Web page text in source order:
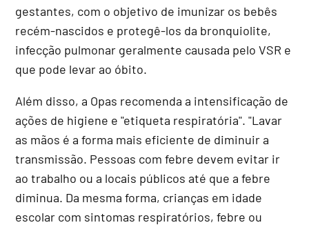
gestantes, com o objetivo de imunizar os bebês
recém-nascidos e protegê-los da bronquiolite,
infecção pulmonar geralmente causada pelo VSR e
que pode levar ao óbito.
Além disso, a Opas recomenda a intensificação de
ações de higiene e "etiqueta respiratória". "Lavar
as mãos é a forma mais eficiente de diminuir a
transmissão. Pessoas com febre devem evitar ir
ao trabalho ou a locais públicos até que a febre
diminua. Da mesma forma, crianças em idade
escolar com sintomas respiratórios, febre ou